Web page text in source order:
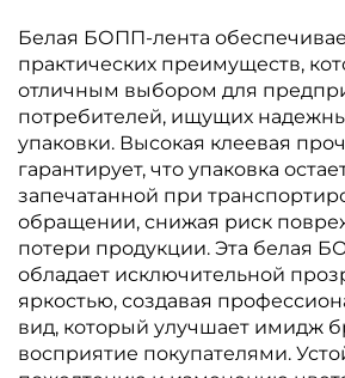
Белая БОПП-лента
практических преимуществ,
отличным выбором для
потребителей, ищущих
упаковки. Высокая клеевая
гарантирует, что упаковка
запечатанной при
обращении, снижая риск
потери продукции. Эта белая
обладает исключительной
яркостью, создавая
вид, который улучшает имидж
восприятие покупателями.